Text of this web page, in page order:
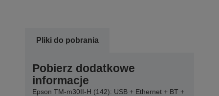
Pliki do pobrania
Pobierz dodatkowe
informacje
Epson TM-m30II-H (142): USB + Ethernet + BT +